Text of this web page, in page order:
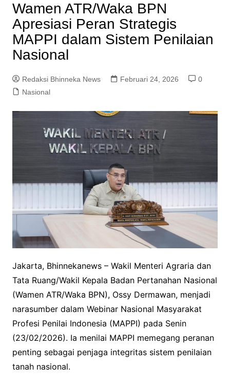
Wamen ATR/Waka BPN
Apresiasi Peran Strategis
MAPPI dalam Sistem Penilaian
Nasional
Redaksi Bhinneka News Februari 24, 2026
0
Nasional
Jakarta, Bhinnekanews – Wakil Menteri Agraria dan
Tata Ruang/Wakil Kepala Badan Pertanahan Nasional
(Wamen ATR/Waka BPN), Ossy Dermawan, menjadi
narasumber dalam Webinar Nasional Masyarakat
Profesi Penilai Indonesia (MAPPI) pada Senin
(23/02/2026). Ia menilai MAPPI memegang peranan
penting sebagai penjaga integritas sistem penilaian
tanah nasional.